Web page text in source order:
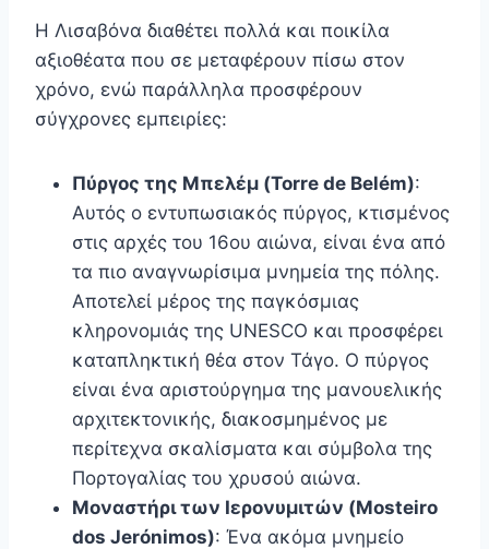
Η Λισαβόνα διαθέτει πολλά και ποικίλα
αξιοθέατα που σε μεταφέρουν πίσω στον
χρόνο, ενώ παράλληλα προσφέρουν
σύγχρονες εμπειρίες:
Πύργος της Μπελέμ (Torre de Belém):
Αυτός ο εντυπωσιακός πύργος, κτισμένος
στις αρχές του 16ου αιώνα, είναι ένα από
τα πιο αναγνωρίσιμα μνημεία της πόλης.
Αποτελεί μέρος της παγκόσμιας
κληρονομιάς της UNESCO και προσφέρει
καταπληκτική θέα στον Τάγο. Ο πύργος
είναι ένα αριστούργημα της μανουελικής
αρχιτεκτονικής, διακοσμημένος με
περίτεχνα σκαλίσματα και σύμβολα της
Πορτογαλίας του χρυσού αιώνα.
Μοναστήρι των Ιερονυμιτών (Mosteiro
dos Jerónimos): Ένα ακόμα μνημείο